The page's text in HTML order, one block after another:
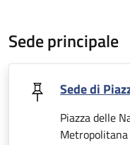
Sede principale
Sede di
Piazza delle